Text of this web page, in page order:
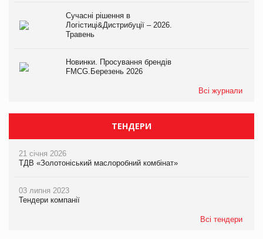
Сучасні рішення в
Логістиці&Дистрибуції – 2026.
Травень
Новинки. Просування брендів
FMCG.Березень 2026
Всі журнали
ТЕНДЕРИ
21 січня 2026
ТДВ «Золотоніський маслоробний комбінат»
03 липня 2023
Тендери компанії
Всі тендери